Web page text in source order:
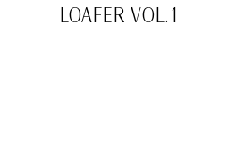
LOAFER VOL.1